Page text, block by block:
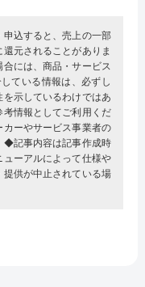
込すると、売上の一部
元されることがありま
には、商品・サービス
ている情報は、必ずし
示しているわけではあ
考情報としてご利用くだ
ーやサービス事業者の
◆記事内容は記事作成時
ーアルによって仕様や
供が中止されている場